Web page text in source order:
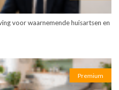
voor waarnemende huisartsen en
Premium